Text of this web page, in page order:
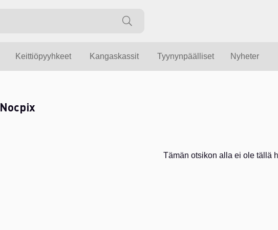
Keittiöpyyhkeet Kangaskassit Tyynynpäälliset Nyheter
Nocpix
Tämän otsikon alla ei ole tällä